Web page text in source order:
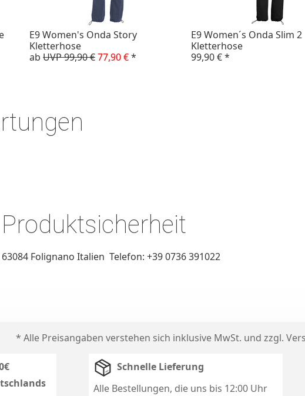
E9 Women's Onda Story
Kletterhose
ab UVP 99,90 €77,90 €*
E9 Women´s Onda Slim 2
Kletterhose
99,90 €*
Folignano Italien Telefon: +39 0736 391022
* Alle Preisangaben verstehen sich inklusive MwSt. und zzgl.
Schnelle Lieferung
Alle Bestellungen, die uns bis 12:00 Uhr